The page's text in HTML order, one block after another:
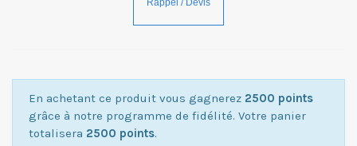
En achetant ce produit vous gagnerez 2500 points
grâce à notre programme de fidélité. Votre panier
totalisera 2500 points.